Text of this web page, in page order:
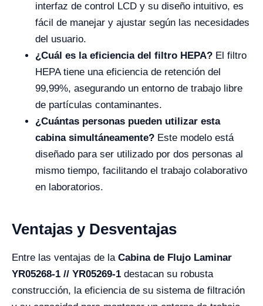
interfaz de control LCD y su diseño intuitivo, es
fácil de manejar y ajustar según las necesidades
del usuario.
¿Cuál es la eficiencia del filtro HEPA? El filtro
HEPA tiene una eficiencia de retención del
99,99%, asegurando un entorno de trabajo libre
de partículas contaminantes.
¿Cuántas personas pueden utilizar esta
cabina simultáneamente? Este modelo está
diseñado para ser utilizado por dos personas al
mismo tiempo, facilitando el trabajo colaborativo
en laboratorios.
Ventajas y Desventajas
Entre las ventajas de la Cabina de Flujo Laminar
YR05268-1 // YR05269-1 destacan su robusta
construcción, la eficiencia de su sistema de filtración